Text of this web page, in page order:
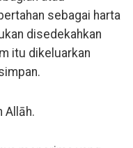
sebagai harta
disedekahkan
itu dikeluarkan
Allāh.